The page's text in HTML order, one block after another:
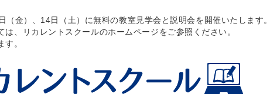
金）、14日（土）に無料の教室見学会と説明会を開催いたします。
、リカレントスクールのホームページをご参照ください。
。